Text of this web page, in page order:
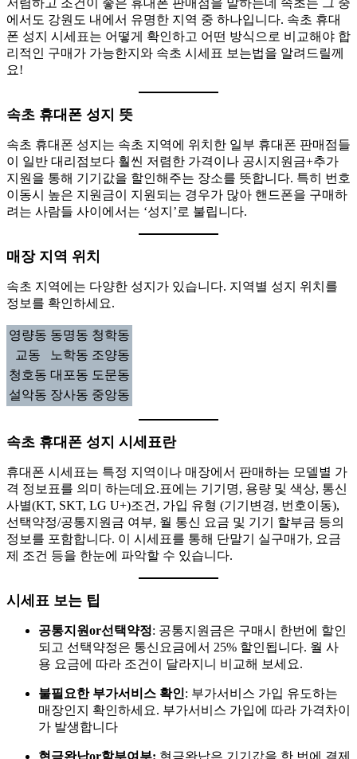
저렴하고 조건이 좋은 휴대폰 판매점을 말하는데 속초는 그 중
에서도 강원도 내에서 유명한 지역 중 하나입니다. 속초 휴대
폰 성지 시세표는 어떻게 확인하고 어떤 방식으로 비교해야 합
리적인 구매가 가능한지와 속초 시세표 보는법을 알려드릴께
요!
속초 휴대폰 성지 뜻
속초 휴대폰 성지는 속초 지역에 위치한 일부 휴대폰 판매점들
이 일반 대리점보다 훨씬 저렴한 가격이나 공시지원금+추가
지원을 통해 기기값을 할인해주는 장소를 뜻합니다. 특히 번호
이동시 높은 지원금이 지원되는 경우가 많아 핸드폰을 구매하
려는 사람들 사이에서는 ‘성지’로 불립니다.
매장 지역 위치
속초 지역에는 다양한 성지가 있습니다. 지역별 성지 위치를
정보를 확인하세요.
영량동 동명동 청학동
교동
노학동 조양동
청호동 대포동 도문동
설악동 장사동 중앙동
속초 휴대폰 성지 시세표란
휴대폰 시세표는 특정 지역이나 매장에서 판매하는 모델별 가
격 정보표를 의미 하는데요.표에는 기기명, 용량 및 색상, 통신
사별(KT, SKT, LG U+)조건, 가입 유형 (기기변경, 번호이동),
선택약정/공통지원금 여부, 월 통신 요금 및 기기 할부금 등의
정보를 포함합니다. 이 시세표를 통해 단말기 실구매가, 요금
제 조건 등을 한눈에 파악할 수 있습니다.
시세표 보는 팁
공통지원or선택약정: 공통지원금은 구매시 한번에 할인
되고 선택약정은 통신요금에서 25% 할인됩니다. 월 사
용 요금에 따라 조건이 달라지니 비교해 보세요.
불필요한 부가서비스 확인: 부가서비스 가입 유도하는
매장인지 확인하세요. 부가서비스 가입에 따라 가격차이
가 발생합니다
현금완납or할부여부: 현금완납은 기기값을 한 번에 결제